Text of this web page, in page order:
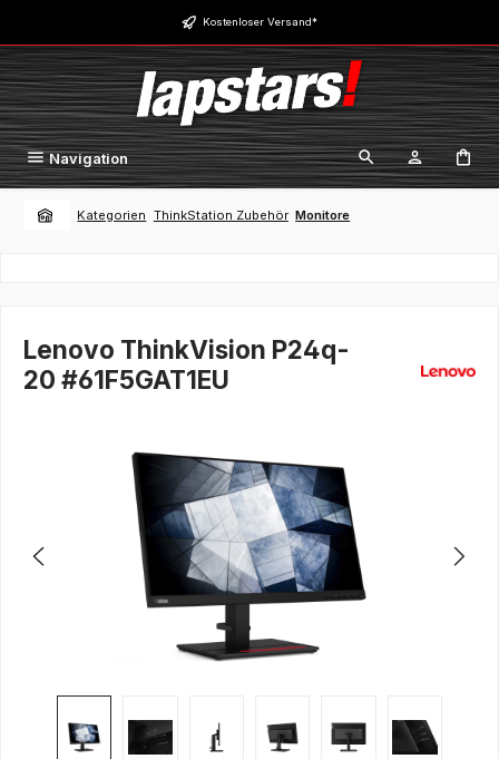
Zum Hauptinhalt springen Kostenloser Versand*
Navigation
Kategorien ThinkStation Zubehör Monitore
Lenovo ThinkVision P24q-
20 #61F5GAT1EU